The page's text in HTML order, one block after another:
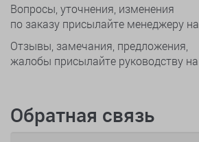
Вопросы, уточнения, изменения
по заказу присылайте менеджеру на
Отзывы, замечания, предложения,
жалобы присылайте руководству на
Обратная связь